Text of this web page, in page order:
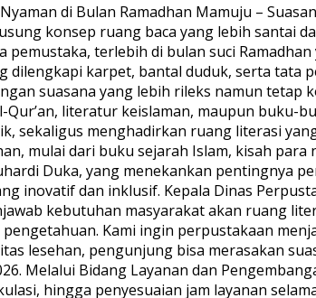
di Bulan Ramadhan Mamuju –
konsep ruang baca yang lebih santai
terlebih di bulan suci
karpet, bantal duduk, serta tata
suasana yang lebih rileks namun tetap
literatur keislaman, maupun buku-
sekaligus menghadirkan ruang literasi
mulai dari buku sejarah Islam, kisah
Duka, yang menekankan pentingnya
inovatif dan inklusif. Kepala Dinas
kebutuhan masyarakat akan ruang
Kami ingin perpustakaan
lesehan, pengunjung bisa merasakan
Melalui Bidang Layanan dan
hingga penyesuaian jam layanan